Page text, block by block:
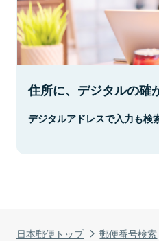
日本郵便トップ 郵便番号検索
住所に、デジタルの確
デジタルアドレスで入力も検